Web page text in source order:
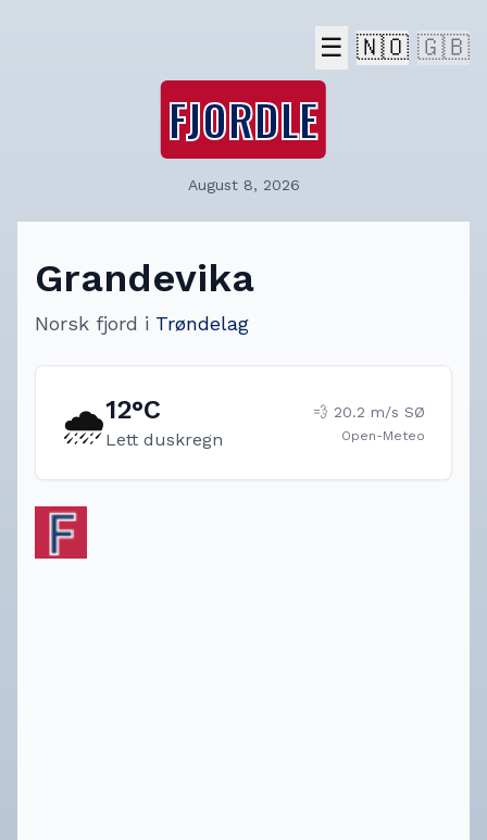
☰ 🇳🇴 🇬🇧
FJORDLE
August 8, 2026
Grandevika
Norsk fjord i Trøndelag
🌧️12°C
Lett duskregn
💨 20.2 m/s SØ
Open-Meteo